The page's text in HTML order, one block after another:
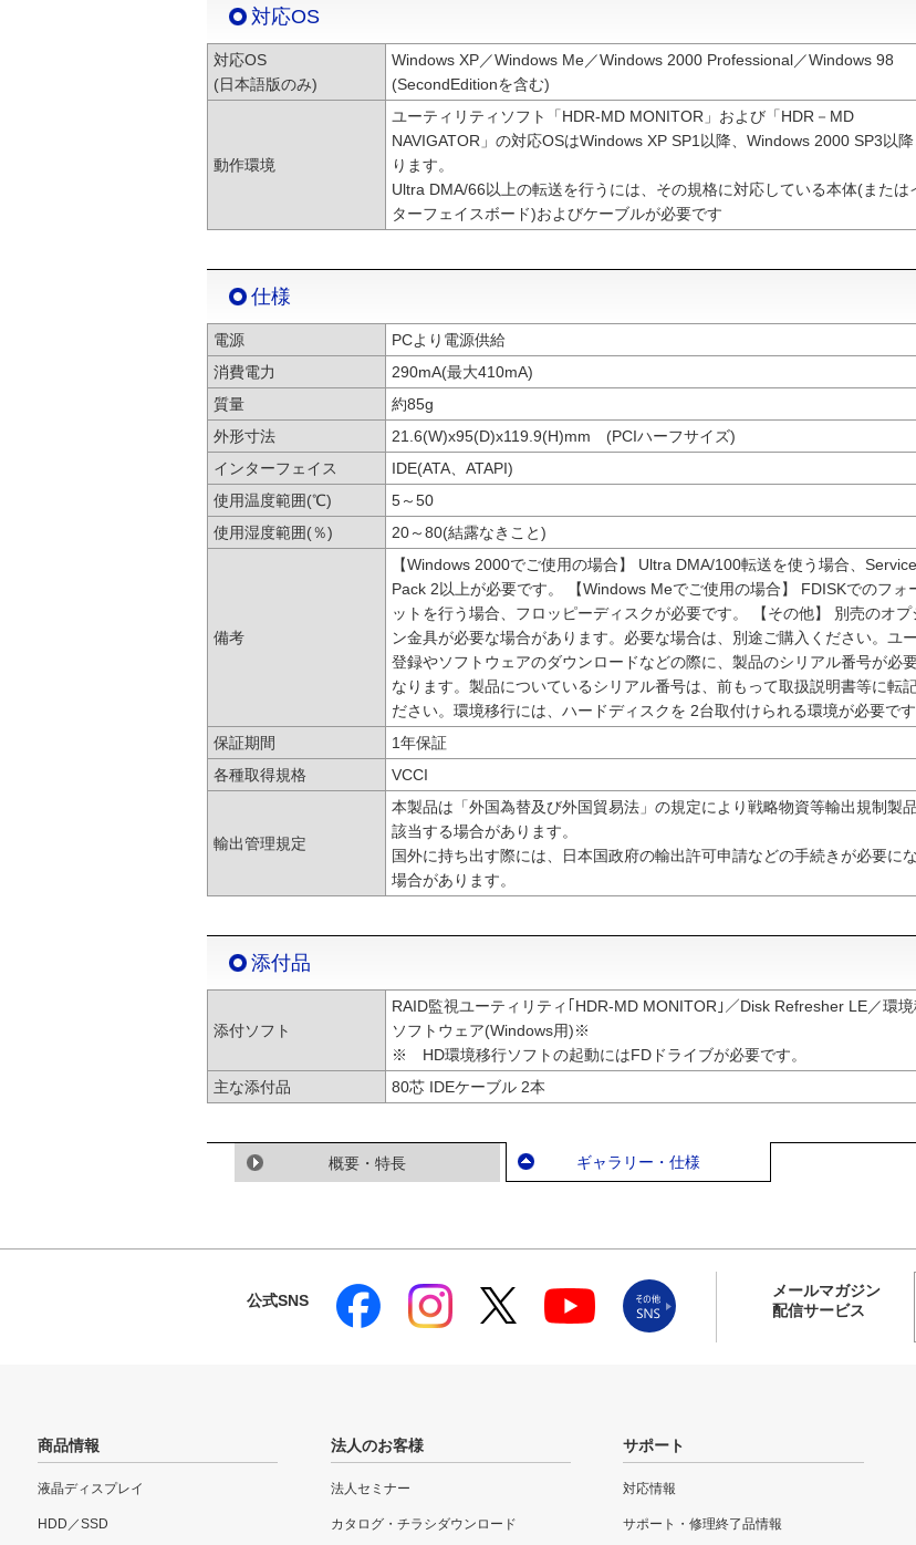
対応OS
対応OS
(日本語版のみ)
Windows XP／Windows Me／Windows 2000 Professional／Windows 98
(SecondEditionを含む)
動作環境
ユーティリティソフト「HDR-MD MONITOR」および「HDR－MD
NAVIGATOR」の対応OSはWindows XP SP1以降、Windows 2000 SP3以
ります。
Ultra DMA/66以上の転送を行うには、その規格に対応している本体(または
ターフェイスボード)およびケーブルが必要です
仕様
電源
PCより電源供給
消費電力
290mA(最大410mA)
質量
約85g
外形寸法
21.6(W)x95(D)x119.9(H)mm (PCIハーフサイズ)
インターフェイス
IDE(ATA、ATAPI)
使用温度範囲(℃)
5～50
使用湿度範囲(％)
20～80(結露なきこと)
備考
【Windows 2000でご使用の場合】 Ultra DMA/100転送を使う場合、Service
Pack 2以上が必要です。 【Windows Meでご使用の場合】 FDISKでのフォ
ットを行う場合、フロッピーディスクが必要です。 【その他】 別売のオプ
ン金具が必要な場合があります。必要な場合は、別途ご購入ください。ユ
登録やソフトウェアのダウンロードなどの際に、製品のシリアル番号が必
なります。製品についているシリアル番号は、前もって取扱説明書等に転記
ださい。環境移行には、ハードディスクを 2台取付けられる環境が必要です
保証期間
1年保証
各種取得規格
VCCI
輸出管理規定
本製品は「外国為替及び外国貿易法」の規定により戦略物資等輸出規制製
該当する場合があります。
国外に持ち出す際には、日本国政府の輸出許可申請などの手続きが必要に
場合があります。
添付品
添付ソフト
RAID監視ユーティリティ｢HDR-MD MONITOR｣／Disk Refresher LE／環
ソフトウェア(Windows用)※
※ HD環境移行ソフトの起動にはFDドライブが必要です。
主な添付品
80芯 IDEケーブル 2本
概要・特長 ギャラリー・仕様
公式SNS
メールマガジン
配信サービス
商品情報
液晶ディスプレイ
HDD／SSD
法人のお客様
法人セミナー
カタログ・チラシダウンロード
サポート
対応情報
サポート・修理終了品情報